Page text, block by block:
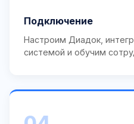
Подключение
Настроим Диадок,
системой и обучим